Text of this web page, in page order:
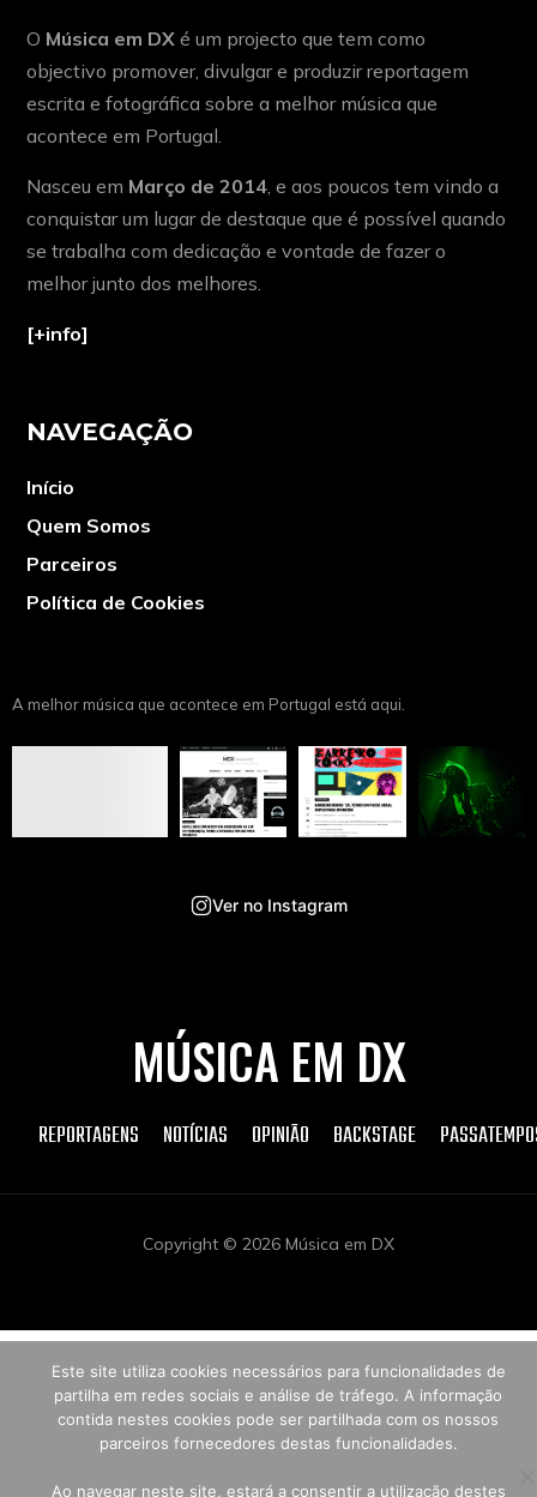
O Música em DX é um projecto que tem como
objectivo promover, divulgar e produzir reportagem
escrita e fotográfica sobre a melhor música que
acontece em Portugal.
Nasceu em Março de 2014, e aos poucos tem vindo a
conquistar um lugar de destaque que é possível quando
se trabalha com dedicação e vontade de fazer o
melhor junto dos melhores.
[+info]
NAVEGAÇÃO
Início
Quem Somos
Parceiros
Política de Cookies
A melhor música que acontece em Portugal está aqui.
Ver no Instagram
MÚSICA EM DX
REPORTAGENS NOTÍCIAS OPINIÃO BACKSTAGE
Copyright © 2026 Música em DX
Este site utiliza cookies necessários para funcionalidades de
partilha em redes sociais e análise de tráfego. A informação
contida nestes cookies pode ser partilhada com os nossos
parceiros fornecedores destas funcionalidades.
Ao navegar neste site, estará a consentir a utilização destes